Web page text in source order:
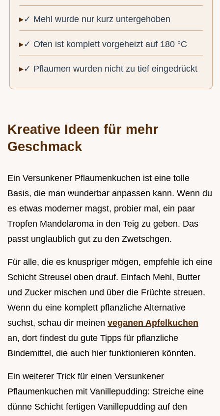
✓ Mehl wurde nur kurz untergehoben
✓ Ofen ist komplett vorgeheizt auf 180 °C
✓ Pflaumen wurden nicht zu tief eingedrückt
Kreative Ideen für mehr
Geschmack
Ein Versunkener Pflaumenkuchen ist eine tolle
Basis, die man wunderbar anpassen kann. Wenn du
es etwas moderner magst, probier mal, ein paar
Tropfen Mandelaroma in den Teig zu geben. Das
passt unglaublich gut zu den Zwetschgen.
Für alle, die es knuspriger mögen, empfehle ich eine
Schicht Streusel oben drauf. Einfach Mehl, Butter
und Zucker mischen und über die Früchte streuen.
Wenn du eine komplett pflanzliche Alternative
suchst, schau dir meinen veganen Apfelkuchen
an, dort findest du gute Tipps für pflanzliche
Bindemittel, die auch hier funktionieren könnten.
Ein weiterer Trick für einen Versunkener
Pflaumenkuchen mit Vanillepudding: Streiche eine
dünne Schicht fertigen Vanillepudding auf den